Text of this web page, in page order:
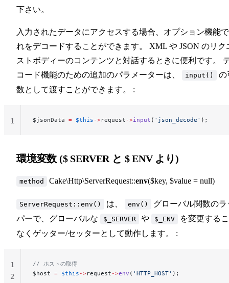
下さい。
入力されたデータにアクセスする場合、オプション機能
れをデコードすることができます。 XML や JSON のリク
ストボディーのコンテンツと対話するときに便利です。
コード機能のための追加のパラメーターは、
input()
の
数として渡すことができます。 :
$jsonData = $this ->request ->input ( 'json_decode' );
1
環境変数 ($ SERVER と $ENVより)
method Cake\Http\ServerRequest::env($key, $value = null)
ServerRequest::env() は、 env()
グローバル関数のラ
パーで、グローバルな
$_SERVER や $_ENV
を変更する
なくゲッター/セッターとして動作します。 :
// ホストの取得
$host = $this ->request ->env ( 'HTTP_HOST' );
1
2